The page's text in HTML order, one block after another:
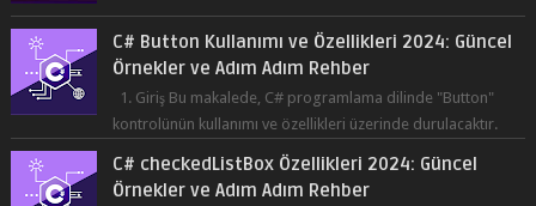
Örnekler ve Adım Adım Rehber
1. Giriş Bu makalede, C# programlama dilinde "Button"
kontrolünün kullanımı ve özellikleri üzerinde durulacaktır.
Button, bir ku...
C# checkedListBox Özellikleri 2024: Güncel
Örnekler ve Adım Adım Rehber
C# Switch-Case Kullanımı C# checkedListBox Nedir? C#
checkedListBox , C# programlama dilinde kullanılan bir